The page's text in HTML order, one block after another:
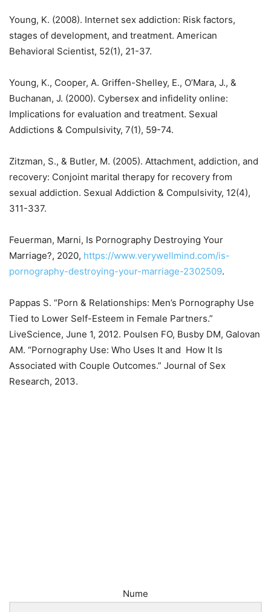
Young, K. (2008). Internet sex addiction: Risk factors,
stages of development, and treatment. American
Behavioral Scientist, 52(1), 21-37.
Young, K., Cooper, A. Griffen-Shelley, E., O’Mara, J., &
Buchanan, J. (2000). Cybersex and infidelity online:
Implications for evaluation and treatment. Sexual
Addictions & Compulsivity, 7(1), 59-74.
Zitzman, S., & Butler, M. (2005). Attachment, addiction, and
recovery: Conjoint marital therapy for recovery from
sexual addiction. Sexual Addiction & Compulsivity, 12(4),
311-337.
Feuerman, Marni, Is Pornography Destroying Your
Marriage?, 2020, https://www.verywellmind.com/is-
pornography-destroying-your-marriage-2302509.
Pappas S. “Porn & Relationships: Men’s Pornography Use
Tied to Lower Self-Esteem in Female Partners.”
LiveScience, June 1, 2012. Poulsen FO, Busby DM, Galovan
AM. “Pornography Use: Who Uses It and How It Is
Associated with Couple Outcomes.” Journal of Sex
Research, 2013.
Nume